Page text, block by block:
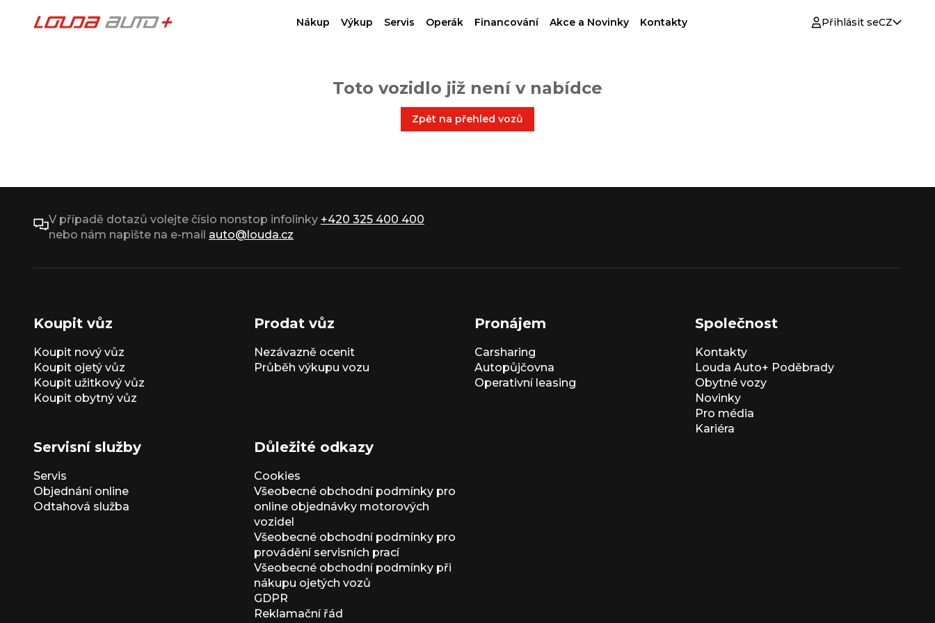
Nákup Výkup Servis Operák Financování Akce a Novinky Kontakty Přihlásit seCZ
Toto vozidlo již není v nabídce
Zpět na přehled vozů
V případě dotazů volejte číslo nonstop infolinky +420 325 400 400
nebo nám napište na e-mail auto@louda.cz
Koupit vůz
Koupit nový vůz
Koupit ojetý vůz
Koupit užitkový vůz
Koupit obytný vůz
Prodat vůz
Nezávazně ocenit
Průběh výkupu vozu
Pronájem
Carsharing
Autopůjčovna
Operativní leasing
Společnost
Kontakty
Louda Auto+ Poděbrady
Obytné vozy
Novinky
Pro média
Kariéra
Servisní služby
Servis
Objednání online
Odtahová služba
Důležité odkazy
Cookies
Všeobecné obchodní podmínky pro
online objednávky motorových
vozidel
Všeobecné obchodní podmínky pro
provádění servisních prací
Všeobecné obchodní podmínky při
nákupu ojetých vozů
GDPR
Reklamační řád